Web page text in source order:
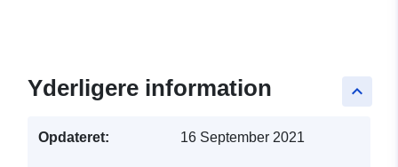
keyboard_arrow_up
Yderligere information
Opdateret: 16 September 2021